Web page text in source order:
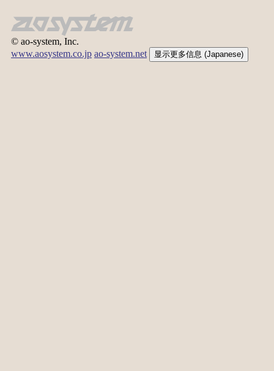
© ao-system, Inc.
www.aosystem.co.jp ao-system.net 显示更多信息 (Japanese)